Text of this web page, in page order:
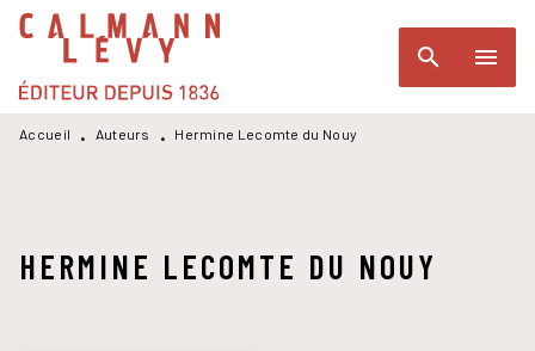
MENU RECHERCHE
PIED DE PAGE
search menu
Accueil • Auteurs • Hermine Lecomte du Nouy
HERMINE LECOMTE DU NOUY